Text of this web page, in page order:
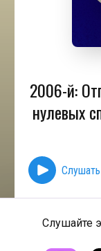
2006-й:
нулевых
Слушайте